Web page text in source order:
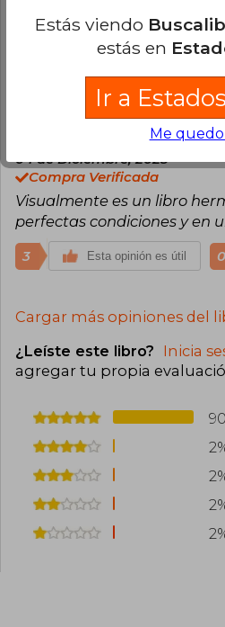
Llego en el tiempo
apesar que no vino con su
Esta opinión es útil
Jenny Lorena Guasca
04 de Diciembre, 2025
Compra Verificada
Visualmente es un libro
perfectas condiciones y en
3 Esta opinión es útil 0
Cargar más opiniones del
¿Leíste este libro? Inicia
agregar tu propia
Estás viendo
estás en
Ir a
Me